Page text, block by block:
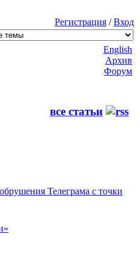
Регистрация /Вход
English
Архив
Форум
все статьи
Телеграма с точки